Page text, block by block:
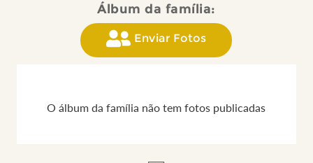
Álbum da família:
Enviar Fotos
O álbum da família não tem fotos publicadas